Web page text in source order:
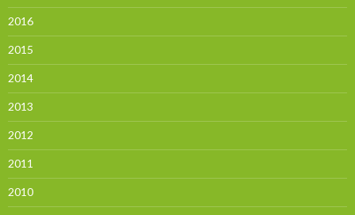
2016
2015
2014
2013
2012
2011
2010